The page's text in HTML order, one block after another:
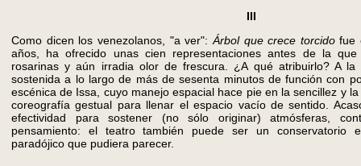
III
Como dicen los venezolanos, "a ver":Árbol que crece torcidofue
años, ha ofrecido unas cien representaciones antes de la
rosarinas y aún irradia olor de frescura. ¿A qué atribuirlo? A la
sostenida a lo largo de más de sesenta minutos de función con
escénica de Issa, cuyo manejo espacial hace pie en la sencillez y
coreografía gestual para llenar el espacio vacío de sentido.
efectividad para sostener (no sólo originar) atmósferas,
pensamiento: el teatro también puede ser un conservatorio
paradójico que pudiera parecer.